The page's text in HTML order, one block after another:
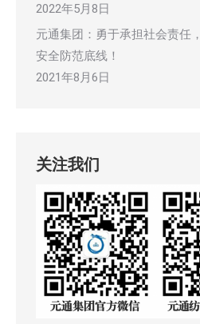
2022年5月8日
元通集团：勇于承担社会责任
安全防范底线！
2021年8月6日
关注我们